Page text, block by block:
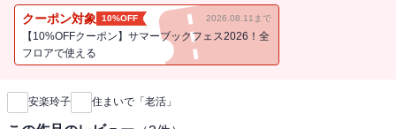
クーポン対象 10%OFF 2026.08.11まで
【10%OFFクーポン】サマーブックフェス2026！全
フロアで使える
新刊通知
安楽玲子 住まいで「老活」